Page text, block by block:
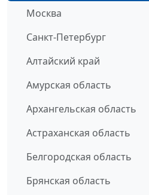
Москва
Санкт-Петербург
Алтайский край
Амурская область
Архангельская область
Астраханская область
Белгородская область
Брянская область